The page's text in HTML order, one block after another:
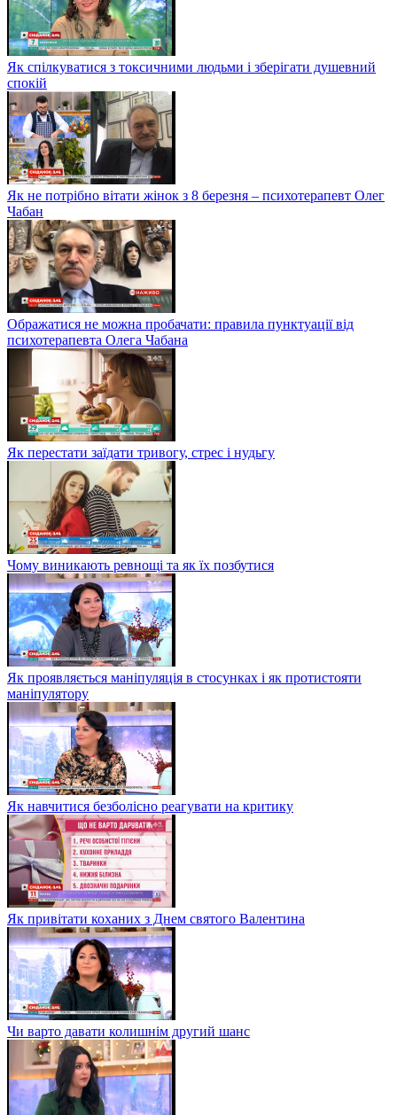
Як спілкуватися з токсичними людьми і зберігати душевний
спокій
Як не потрібно вітати жінок з 8 березня – психотерапевт Олег
Чабан
Ображатися не можна пробачати: правила пунктуації від
психотерапевта Олега Чабана
Як перестати заїдати тривогу, стрес і нудьгу
Чому виникають ревнощі та як їх позбутися
Як проявляється маніпуляція в стосунках і як протистояти
маніпулятору
Як навчитися безболісно реагувати на критику
Як привітати коханих з Днем святого Валентина
Чи варто давати колишнім другий шанс